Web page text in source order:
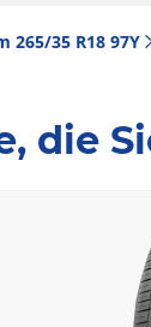
265/35 R18 97Y
die